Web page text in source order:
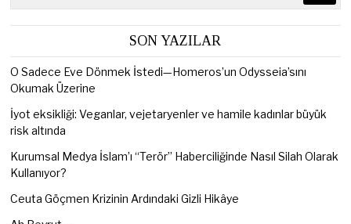
SON YAZILAR
O Sadece Eve Dönmek İstedi—Homeros’un Odysseia’sını
Okumak Üzerine
İyot eksikliği: Veganlar, vejetaryenler ve hamile kadınlar büyük
risk altında
Kurumsal Medya İslam’ı “Terör” Haberciliğinde Nasıl Silah Olarak
Kullanıyor?
Ceuta Göçmen Krizinin Ardındaki Gizli Hikâye